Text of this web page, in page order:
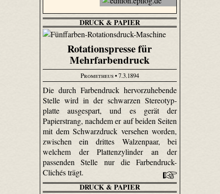
DRUCK & PAPIER
Rotationspresse für
Mehrfarbendruck
Prometheus• 7.3.1894
Die durch Farbendruck hervorzuhebende
Stelle wird in der schwarzen Stereo­typ­
platte ausgespart, und es gerät der
Papierstrang, nachdem er auf beiden Seiten
mit dem Schwarzdruck versehen worden,
zwischen ein drittes Walzenpaar, bei
welchem der Plattenzylinder an der
passenden Stelle nur die Farben­druck-
Clichés trägt.
DRUCK & PAPIER